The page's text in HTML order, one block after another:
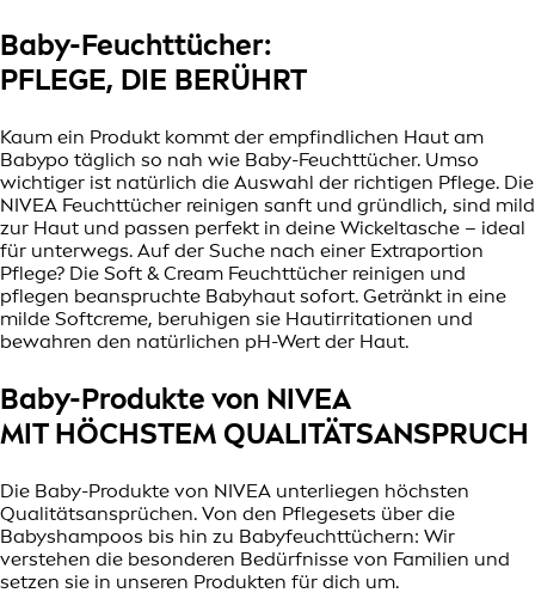
Baby-Feuchttücher:
PFLEGE, DIE BERÜHRT
Kaum ein Produkt kommt der empfindlichen Haut am
Babypo täglich so nah wie Baby-Feuchttücher. Umso
wichtiger ist natürlich die Auswahl der richtigen Pflege. Die
NIVEA Feuchttücher reinigen sanft und gründlich, sind mild
zur Haut und passen perfekt in deine Wickeltasche – ideal
für unterwegs. Auf der Suche nach einer Extraportion
Pflege? Die Soft & Cream Feuchttücher reinigen und
pflegen beanspruchte Babyhaut sofort. Getränkt in eine
milde Softcreme, beruhigen sie Hautirritationen und
bewahren den natürlichen pH-Wert der Haut.
Baby-Produkte von NIVEA
MIT HÖCHSTEM QUALITÄTSANSPRUCH
Die Baby-Produkte von NIVEA unterliegen höchsten
Qualitätsansprüchen. Von den Pflegesets über die
Babyshampoos bis hin zu Babyfeuchttüchern: Wir
verstehen die besonderen Bedürfnisse von Familien und
setzen sie in unseren Produkten für dich um.